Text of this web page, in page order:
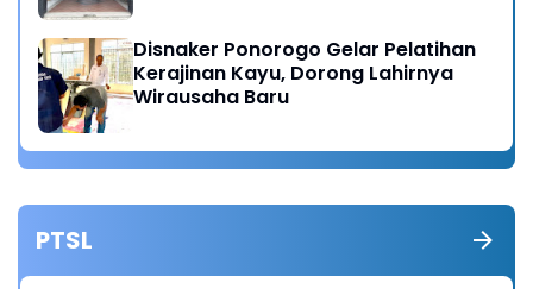
Disnaker Ponorogo Gelar Pelatihan
Kerajinan Kayu, Dorong Lahirnya
Wirausaha Baru
PTSL